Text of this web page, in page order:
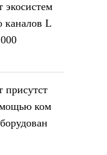
экосистем
каналов L
присутст
ком